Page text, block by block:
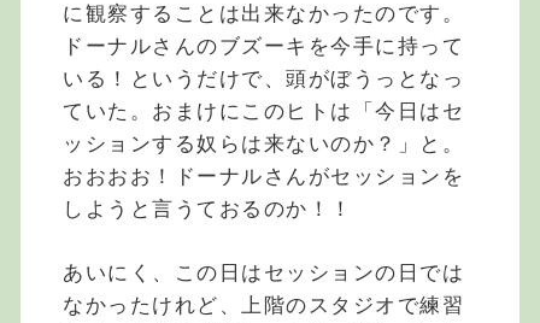
に観察することは出来なかったのです。
ドーナルさんのブズーキを今手に持って
いる！というだけで、頭がぼうっとなっ
ていた。おまけにこのヒトは「今日はセ
ッションする奴らは来ないのか？」と。
おおおお！ドーナルさんがセッションを
しようと言うておるのか！！
あいにく、この日はセッションの日では
なかったけれど、上階のスタジオで練習